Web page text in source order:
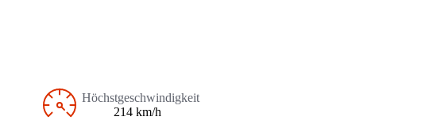
Höchstgeschwindigkeit
214 km/h